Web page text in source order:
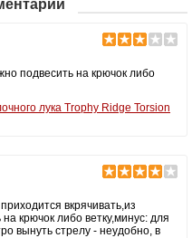
подвесить на крючок либо
лука Trophy Ridge Torsion
вкрячивать,из
крючок либо ветку,минус: для
вынуть стрелу - неудобно, в